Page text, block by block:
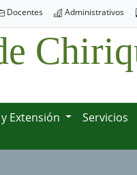
Docentes Administrativos
Extensión Servicios